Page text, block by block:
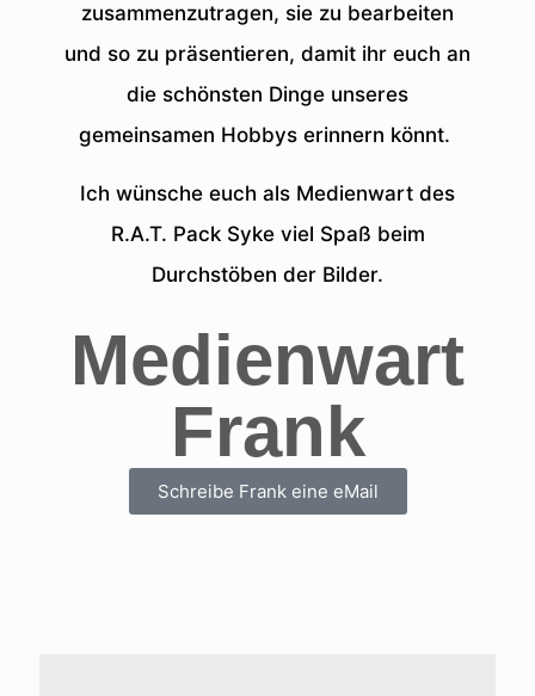
zusammenzutragen, sie zu bearbeiten
und so zu präsentieren, damit ihr euch an
die schönsten Dinge unseres
gemeinsamen Hobbys erinnern könnt.
Ich wünsche euch als Medienwart des
R.A.T. Pack Syke viel Spaß beim
Durchstöben der Bilder.
Medienwart
Frank
Schreibe Frank eine eMail